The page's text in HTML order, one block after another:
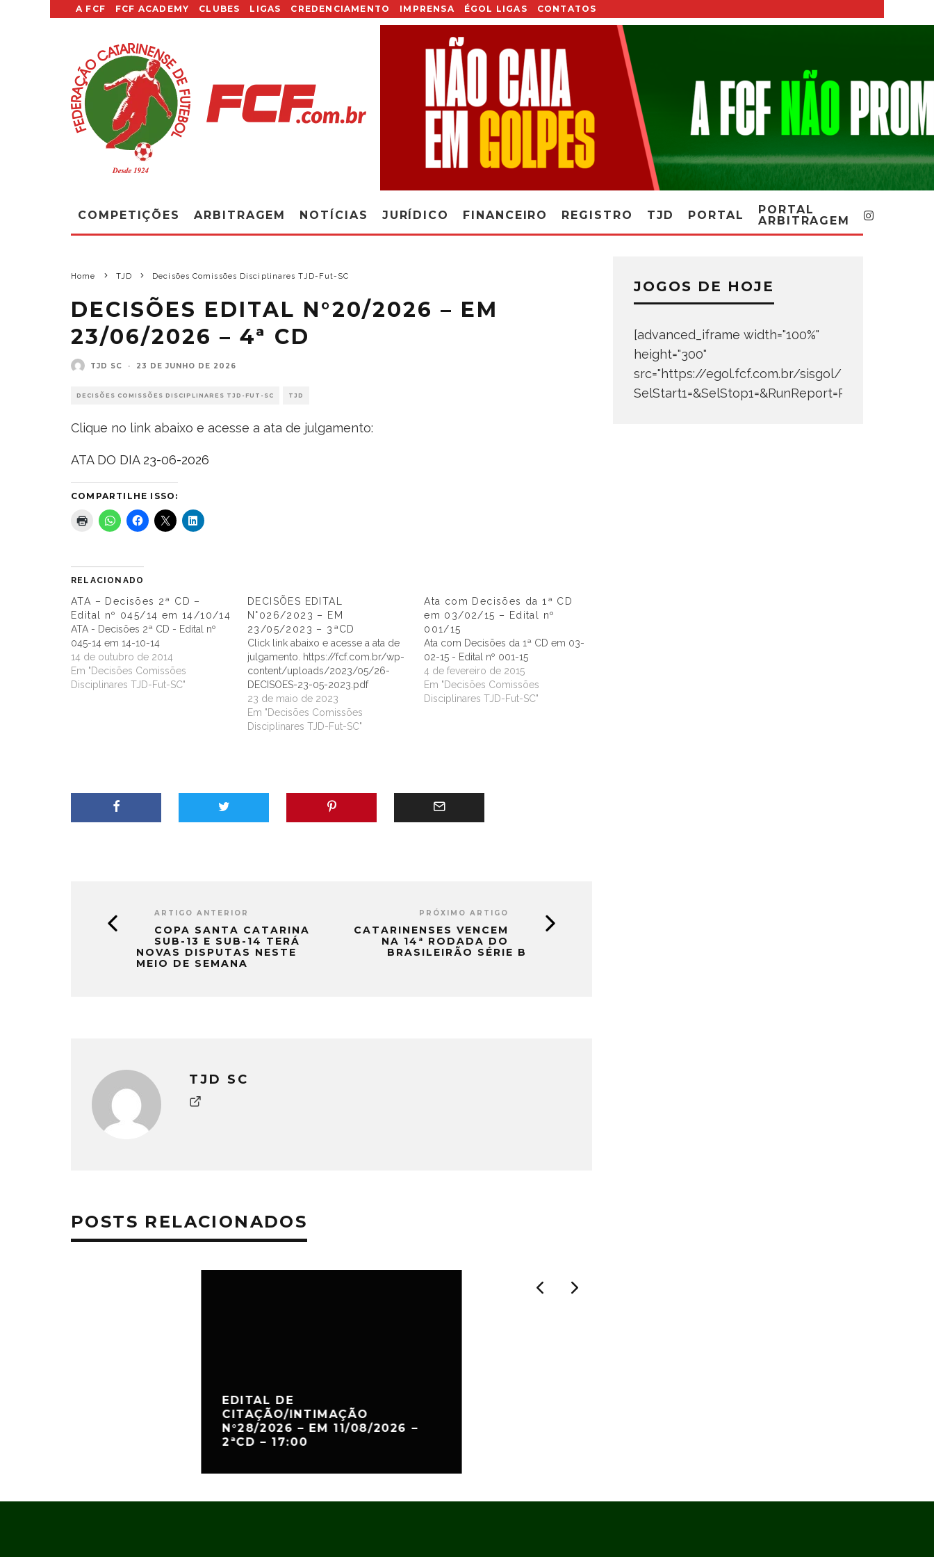
A FCF FCF ACADEMY CLUBES LIGAS CREDENCIAMENTO IMPRENSA ÉGOL LIGAS CONTATOS
COMPETIÇÕES ARBITRAGEM NOTÍCIAS JURÍDICO FINANCEIRO REGISTRO TJD PORTAL
PORTAL
ARBITRAGEM
Home TJD Decisões Comissões Disciplinares TJD-Fut-SC
DECISÕES EDITAL N°20/2026 – EM
23/06/2026 – 4ª CD
TJD SC · 23 DE JUNHO DE 2026
DECISÕES COMISSÕES DISCIPLINARES TJD-FUT-SC TJD
Clique no link abaixo e acesse a ata de julgamento:
ATA DO DIA 23-06-2026
COMPARTILHE ISSO:
RELACIONADO
ATA – Decisões 2ª CD –
Edital nº 045/14 em 14/10/14
ATA - Decisões 2ª CD - Edital nº
045-14 em 14-10-14
14 de outubro de 2014
Em "Decisões Comissões
Disciplinares TJD-Fut-SC"
DECISÕES EDITAL
N°026/2023 – EM
23/05/2023 – 3ªCD
Click link abaixo e acesse a ata de
julgamento. https://fcf.com.br/wp-
content/uploads/2023/05/26-
DECISOES-23-05-2023.pdf
23 de maio de 2023
Em "Decisões Comissões
Disciplinares TJD-Fut-SC"
Ata com Decisões da 1ª CD
em 03/02/15 – Edital nº
001/15
Ata com Decisões da 1ª CD em 03-
02-15 - Edital nº 001-15
4 de fevereiro de 2015
Em "Decisões Comissões
Disciplinares TJD-Fut-SC"
ARTIGO ANTERIOR
COPA SANTA CATARINA
SUB-13 E SUB-14 TERÁ
NOVAS DISPUTAS NESTE
MEIO DE SEMANA
PRÓXIMO ARTIGO
CATARINENSES VENCEM
NA 14ª RODADA DO
BRASILEIRÃO SÉRIE B
TJD SC
POSTS RELACIONADOS
EDITAL DE
CITAÇÃO/INTIMAÇÃO
N°28/2026 – EM 11/08/2026 –
2ªCD – 17:00
JOGOS DE HOJE
[advanced_iframe width="100%"
height="300"
src="https://egol.fcf.com.br/sisgol/
SelStart1=&SelStop1=&RunReport=Run+Report"]